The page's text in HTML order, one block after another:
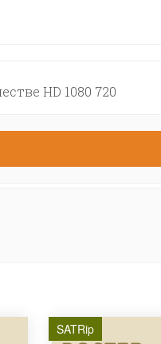
HD 1080 720
SATRip